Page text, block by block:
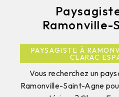
Ramonville-
PAYSAGISTE À
CLARAC
Vous recherchez un
Ramonville-Saint-Agne